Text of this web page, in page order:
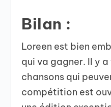
Bilan :
Loreen est bien
qui va gagner. Il y
chansons qui
compétition est